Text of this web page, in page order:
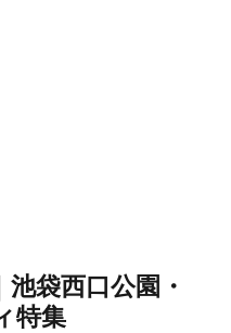
袋西口公園・
特集